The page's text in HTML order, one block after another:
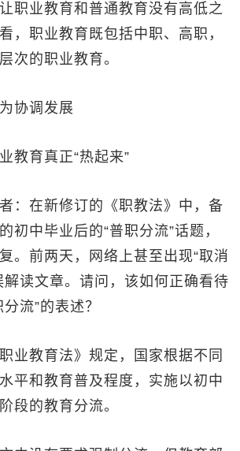
职业教育和普通教育没有高低之
，职业教育既包括中职、高职，
次的职业教育。
协调发展
育真正“热起来”
在新修订的《职教法》中，备
初中毕业后的“普职分流”话题，
。前两天，网络上甚至出现“取消
解读文章。请问，该如何正确看待
流”的表述？
教育法》规定，国家根据不同
平和教育普及程度，实施以初中
段的教育分流。